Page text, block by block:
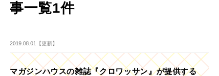
事一覧1件
2019.08.01【更新】
マガジンハウスの雑誌『クロワッサン』が提供する